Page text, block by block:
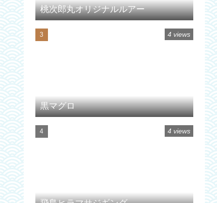
桃次郎丸オリジナルルアー
黒マグロ
4 views
4 views